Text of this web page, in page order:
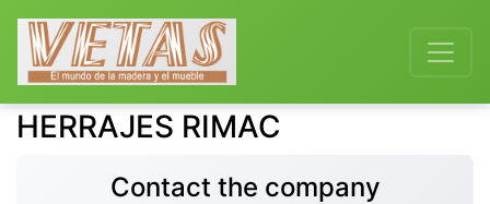
HERRAJES RIMAC
Contact the company